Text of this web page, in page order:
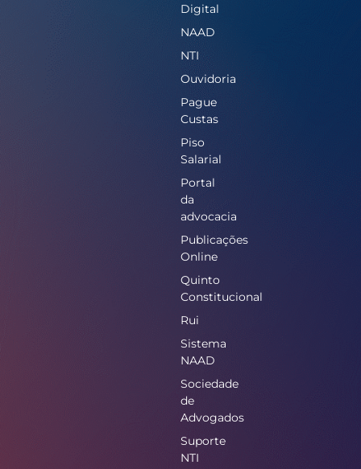
Digital
NAAD
NTI
Ouvidoria
Pague
Custas
Piso
Salarial
Portal
da
advocacia
Publicações
Online
Quinto
Constitucional
Rui
Sistema
NAAD
Sociedade
de
Advogados
Suporte
NTI